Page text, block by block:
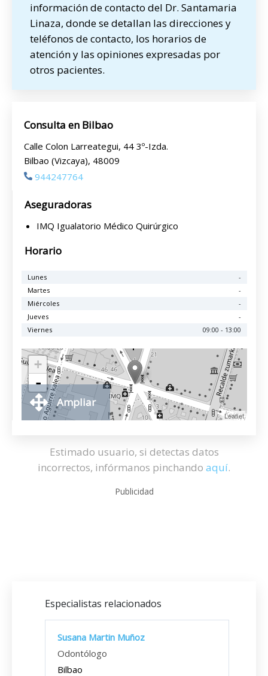
información de contacto del Dr. Santamaria
Linaza, donde se detallan las direcciones y
teléfonos de contacto, los horarios de
atención y las opiniones expresadas por
otros pacientes.
Consulta en Bilbao
Calle Colon Larreategui, 44 3º-Izda.
Bilbao (Vizcaya), 48009
944247764
Aseguradoras
IMQ Igualatorio Médico Quirúrgico
Horario
Lunes
-
Martes
-
Miércoles
-
Jueves
-
Viernes
09:00 - 13:00
+
-
Leaflet
Ampliar
Estimado usuario, si detectas datos
incorrectos, infórmanos pinchando aquí.
Publicidad
Especialistas relacionados
Susana Martin Muñoz
Odontólogo
Bilbao